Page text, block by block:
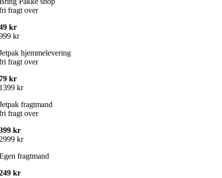
fragt over
kr
kr
hjemmelevering
fragt over
kr
kr
fragtmand
fragt over
kr
kr
fragtmand
kr